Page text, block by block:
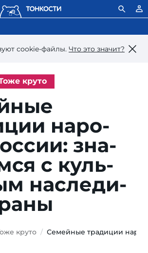
сookie-файлы. Что это значит?
круто
на­ро­
зна­
с куль­
на­сле­ди­
круто Семейные традиции